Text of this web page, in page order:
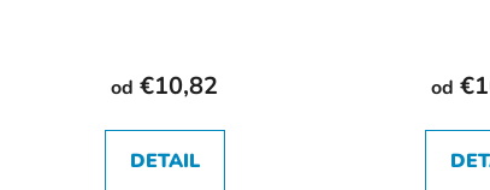
od €10,82
DETAIL
od